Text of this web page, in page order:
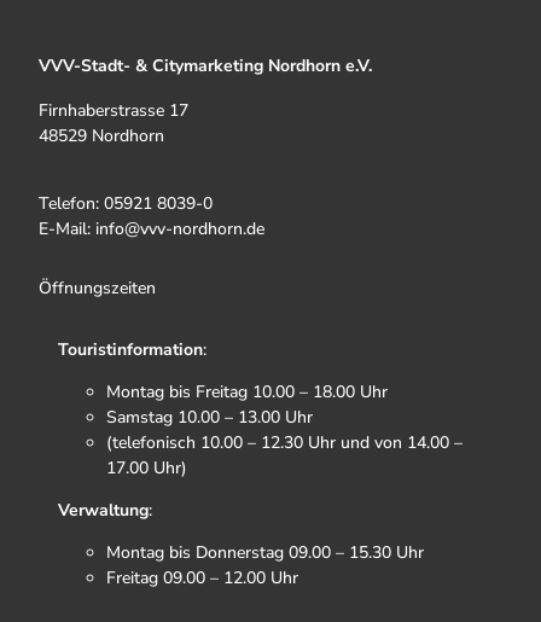
VVV-Stadt- & Citymarketing Nordhorn e.V.
Firnhaberstrasse 17
48529 Nordhorn
Telefon: 05921 8039-0
E-Mail: info@vvv-nordhorn.de
Öffnungszeiten
Touristinformation:
Montag bis Freitag 10.00 – 18.00 Uhr
Samstag 10.00 – 13.00 Uhr
(telefonisch 10.00 – 12.30 Uhr und von 14.00 –
17.00 Uhr)
Verwaltung:
Montag bis Donnerstag 09.00 – 15.30 Uhr
Freitag 09.00 – 12.00 Uhr